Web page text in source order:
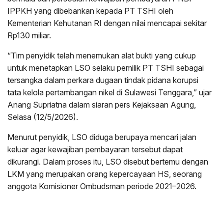
IPPKH yang dibebankan kepada PT TSHI oleh
Kementerian Kehutanan RI dengan nilai mencapai sekitar
Rp130 miliar.
“Tim penyidik telah menemukan alat bukti yang cukup
untuk menetapkan LSO selaku pemilik PT TSHI sebagai
tersangka dalam perkara dugaan tindak pidana korupsi
tata kelola pertambangan nikel di Sulawesi Tenggara,” ujar
Anang Supriatna dalam siaran pers Kejaksaan Agung,
Selasa (12/5/2026).
Menurut penyidik, LSO diduga berupaya mencari jalan
keluar agar kewajiban pembayaran tersebut dapat
dikurangi. Dalam proses itu, LSO disebut bertemu dengan
LKM yang merupakan orang kepercayaan HS, seorang
anggota Komisioner Ombudsman periode 2021–2026.